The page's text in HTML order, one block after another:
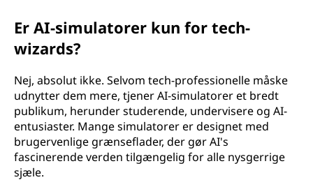
Er AI-simulatorer kun for tech-
wizards?
Nej, absolut ikke. Selvom tech-professionelle måske
udnytter dem mere, tjener AI-simulatorer et bredt
publikum, herunder studerende, undervisere og AI-
entusiaster. Mange simulatorer er designet med
brugervenlige grænseflader, der gør AI's
fascinerende verden tilgængelig for alle nysgerrige
sjæle.